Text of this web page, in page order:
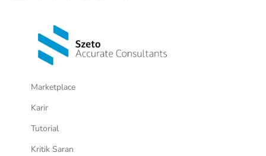
Marketplace
Karir
Tutorial
Kritik Saran